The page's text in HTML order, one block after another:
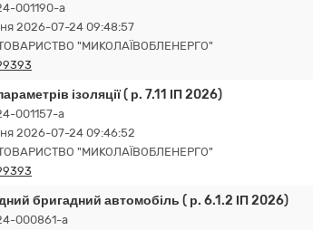
001190-a
2026-07-24 09:48:57
"МИКОЛАЇВОБЛЕНЕРГО"
ізоляції ( р. 7.11 ІП 2026)
001157-a
2026-07-24 09:46:52
"МИКОЛАЇВОБЛЕНЕРГО"
бригадний автомобіль ( р. 6.1.2 ІП 2026)
000861-a